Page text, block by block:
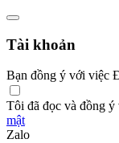
Tài khoản
Bạn đồng ý với việc
Tôi đã đọc và đồng ý
mật
Zalo